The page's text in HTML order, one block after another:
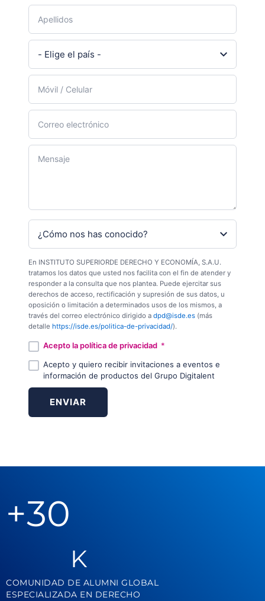
En INSTITUTO SUPERIORDE DERECHO Y ECONOMÍA, S.A.U.
tratamos los datos que usted nos facilita con el fin de atender y
responder a la consulta que nos plantea. Puede ejercitar sus
derechos de acceso, rectificación y supresión de sus datos, u
oposición o limitación a determinados usos de los mismos, a
través del correo electrónico dirigido a dpd@isde.es (más
detalle https://isde.es/politica-de-privacidad/).
Acepto la política de privacidad *
Acepto y quiero recibir invitaciones a eventos e
información de productos del Grupo Digitalent
+30
K
COMUNIDAD DE ALUMNI GLOBAL
ESPECIALIZADA EN DERECHO